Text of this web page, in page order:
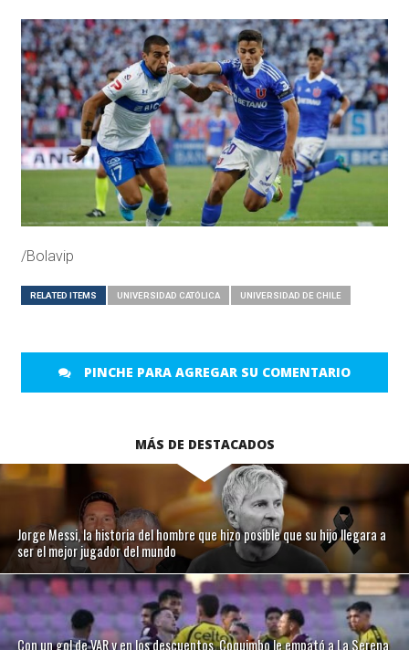
/Bolavip
RELATED ITEMS UNIVERSIDAD CATÓLICA UNIVERSIDAD DE CHILE
PINCHE PARA AGREGAR SU COMENTARIO
MÁS DE DESTACADOS
Jorge Messi, la historia del hombre que hizo posible que su hijo llegara a
ser el mejor jugador del mundo
Con un gol de VAR y en los descuentos, Coquimbo le empató a La Serena